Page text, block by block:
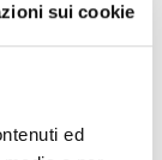
sui cookie
ed
patate /